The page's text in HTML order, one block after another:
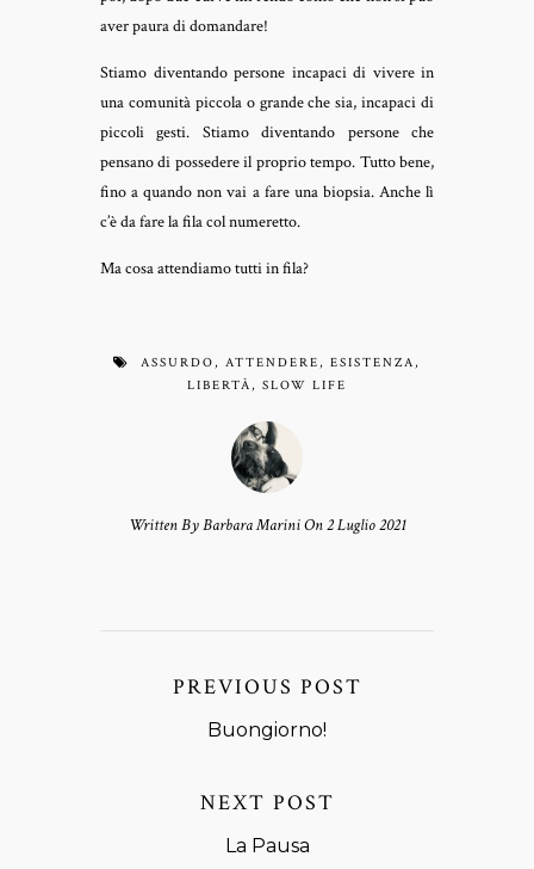
aver paura di domandare!
Stiamo diventando persone incapaci di vivere in
una comunità piccola o grande che sia, incapaci di
piccoli gesti. Stiamo diventando persone che
pensano di possedere il proprio tempo. Tutto bene,
fino a quando non vai a fare una biopsia. Anche lì
c’è da fare la fila col numeretto.
Ma cosa attendiamo tutti in fila?
ASSURDO , ATTENDERE , ESISTENZA ,
LIBERTÀ , SLOW LIFE
Written By Barbara Marini On 2 Luglio 2021
PREVIOUS POST
Buongiorno!
NEXT POST
La Pausa